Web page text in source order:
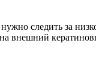
следить за
внешний